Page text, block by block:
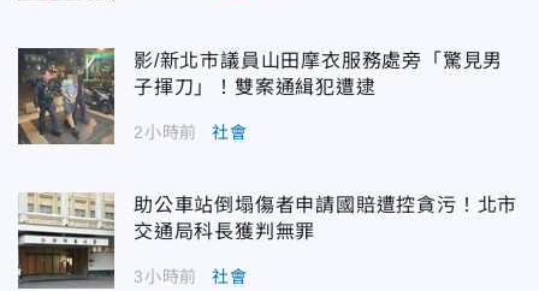
影/新北市議員山田摩衣服務處旁「驚見男
子揮刀」！雙案通緝犯遭逮
2小時前 社會
助公車站倒塌傷者申請國賠遭控貪污！北市
交通局科長獲判無罪
3小時前 社會